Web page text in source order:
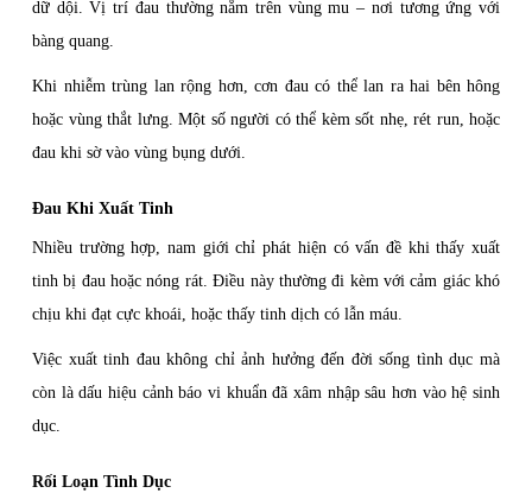
dữ dội. Vị trí đau thường nằm trên vùng mu – nơi tương ứng với
bàng quang.
Khi nhiễm trùng lan rộng hơn, cơn đau có thể lan ra hai bên hông
hoặc vùng thắt lưng. Một số người có thể kèm sốt nhẹ, rét run, hoặc
đau khi sờ vào vùng bụng dưới.
Đau Khi Xuất Tinh
Nhiều trường hợp, nam giới chỉ phát hiện có vấn đề khi thấy xuất
tinh bị đau hoặc nóng rát. Điều này thường đi kèm với cảm giác khó
chịu khi đạt cực khoái, hoặc thấy tinh dịch có lẫn máu.
Việc xuất tinh đau không chỉ ảnh hưởng đến đời sống tình dục mà
còn là dấu hiệu cảnh báo vi khuẩn đã xâm nhập sâu hơn vào hệ sinh
dục.
Rối Loạn Tình Dục